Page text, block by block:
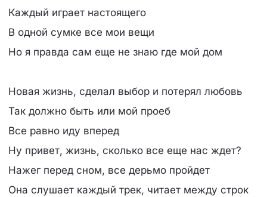
Каждый играет настоящего
В одной сумке все мои вещи
Но я правда сам еще не знаю где мой дом
Новая жизнь, сделал выбор и потерял любовь
Так должно быть или мой проеб
Все равно иду вперед
Ну привет, жизнь, сколько все еще нас ждет?
Нажег перед сном, все дерьмо пройдет
Она слушает каждый трек, читает между строк